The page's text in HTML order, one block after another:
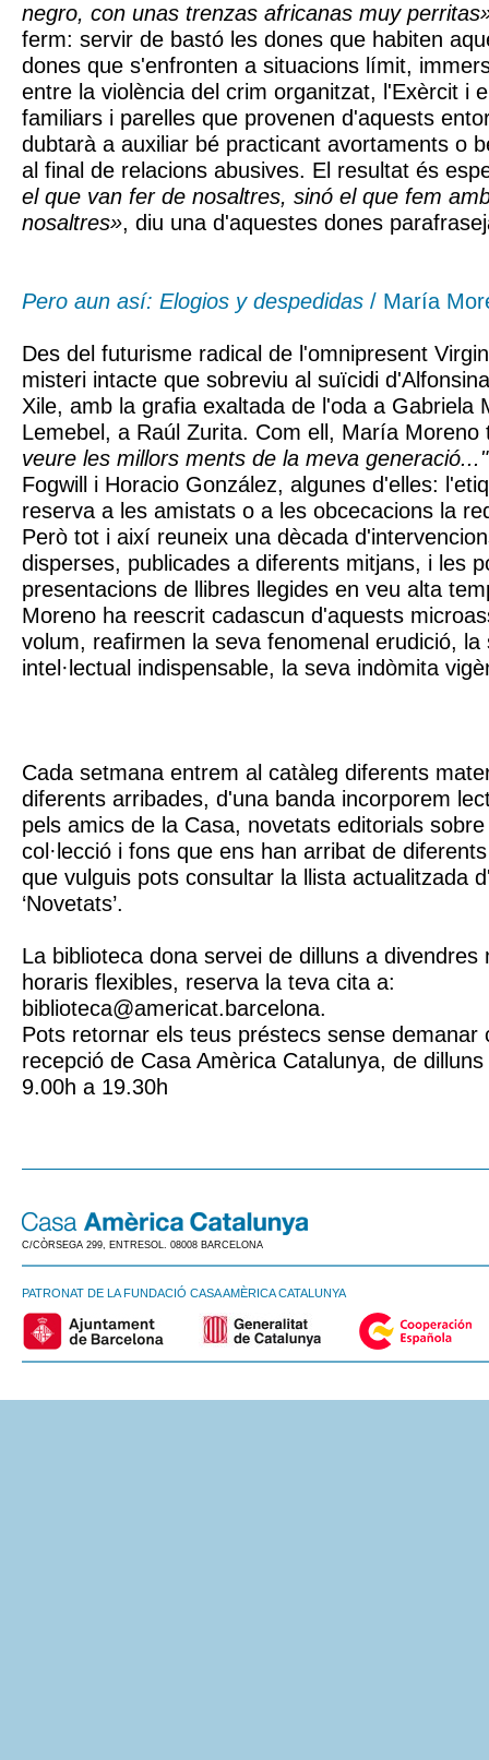
negro, con unas trenzas africanas muy
ferm: servir de bastó les dones que habiten
dones que s'enfronten a situacions límit,
entre la violència del crim organitzat, l'Exèrcit i
familiars i parelles que provenen d'aquests
dubtarà a auxiliar bé practicant avortaments o
al final de relacions abusives. El resultat és
el que van fer de nosaltres, sinó el que fem
nosaltres», diu una d'aquestes dones
Pero aun así: Elogios y despedidas / María
Des del futurisme radical de l'omnipresent
misteri intacte que sobreviu al suïcidi
Xile, amb la grafia exaltada de l'oda a Gabriela
Lemebel, a Raúl Zurita. Com ell, María
veure les millors ments de la meva generació..."
Fogwill i Horacio González, algunes d'elles:
reserva a les amistats o a les obcecacions la
Però tot i així reuneix una dècada
disperses, publicades a diferents mitjans, i les
presentacions de llibres llegides en veu alta
Moreno ha reescrit cadascun d'aquests
volum, reafirmen la seva fenomenal erudició, la
intel·lectual indispensable, la seva indòmita
Cada setmana entrem al catàleg diferents
diferents arribades, d'una banda incorporem
pels amics de la Casa, novetats editorials
col·lecció i fons que ens han arribat de
que vulguis pots consultar la llista actualitzada
‘Novetats’.
La biblioteca dona servei de dilluns a
horaris flexibles, reserva la teva cita a:
biblioteca@americat.barcelona.
Pots retornar els teus préstecs sense demanar
recepció de Casa Amèrica Catalunya, de
9.00h a 19.30h
C/CÒRSEGA 299, ENTRESOL. 08008 BARCELONA
PATRONAT DE LA FUNDACIÓ CASA AMÈRICA CATALUNYA